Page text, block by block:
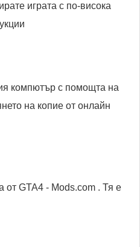
играта с по-висока
компютър с помощта на
на копие от онлайн
от GTA4 - Mods.com . Тя е